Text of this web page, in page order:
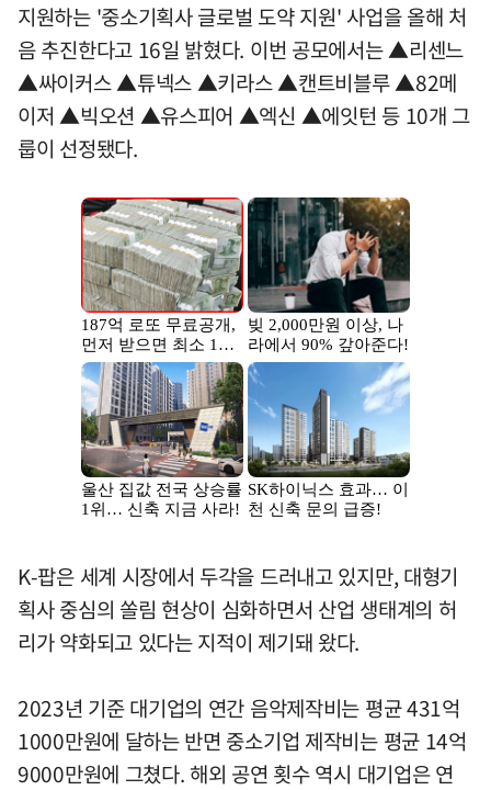
지원하는 '중소기획사 글로벌 도약 지원' 사업을 올해 처
음 추진한다고 16일 밝혔다. 이번 공모에서는 ▲리센느
▲싸이커스 ▲튜넥스 ▲키라스 ▲캔트비블루 ▲82메
이저 ▲빅오션 ▲유스피어 ▲엑신 ▲에잇턴 등 10개 그
룹이 선정됐다.
K-팝은 세계 시장에서 두각을 드러내고 있지만, 대형기
획사 중심의 쏠림 현상이 심화하면서 산업 생태계의 허
리가 약화되고 있다는 지적이 제기돼 왔다.
2023년 기준 대기업의 연간 음악제작비는 평균 431억
1000만원에 달하는 반면 중소기업 제작비는 평균 14억
9000만원에 그쳤다. 해외 공연 횟수 역시 대기업은 연